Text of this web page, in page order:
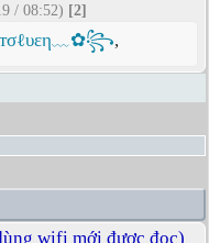
/ 08:52) [2]
,
wifi mới được đọc)